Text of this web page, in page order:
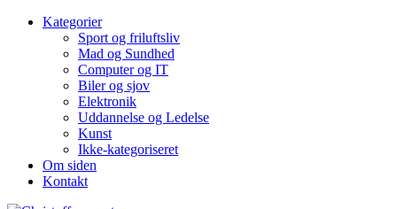
Kategorier
Sport og friluftsliv
Mad og Sundhed
Computer og IT
Biler og sjov
Elektronik
Uddannelse og Ledelse
Kunst
Ikke-kategoriseret
Om siden
Kontakt